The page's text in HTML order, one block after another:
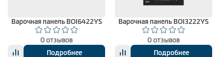
Сравнить
Варочная панель BOI6422YS
0 отзывов
Подробнее
Варочная панель BOI3222YS
0 отзывов
Подробнее